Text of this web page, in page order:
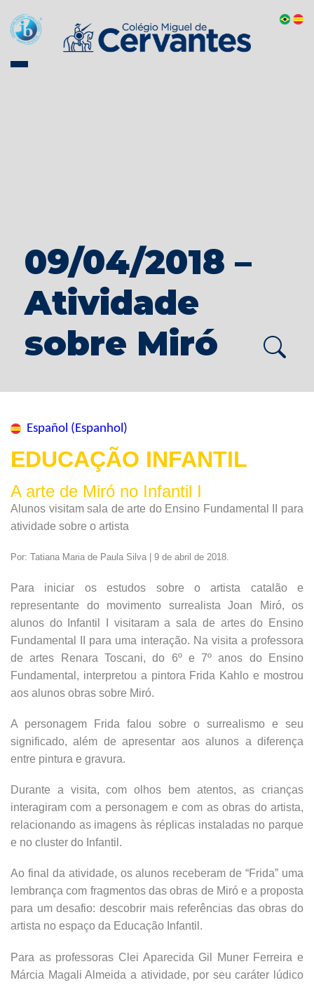
09/04/2018 –
Atividade
sobre Miró
Español (Espanhol)
EDUCAÇÃO INFANTIL
A arte de Miró no Infantil I
Alunos visitam sala de arte do Ensino Fundamental II para
atividade sobre o artista
Por: Tatiana Maria de Paula Silva | 9 de abril de 2018.
Para iniciar os estudos sobre o artista catalão e
representante do movimento surrealista Joan Miró, os
alunos do Infantil I visitaram a sala de artes do Ensino
Fundamental II para uma interação. Na visita a professora
de artes Renara Toscani, do 6º e 7º anos do Ensino
Fundamental, interpretou a pintora Frida Kahlo e mostrou
aos alunos obras sobre Miró.
A personagem Frida falou sobre o surrealismo e seu
significado, além de apresentar aos alunos a diferença
entre pintura e gravura.
Durante a visita, com olhos bem atentos, as crianças
interagiram com a personagem e com as obras do artista,
relacionando as imagens às réplicas instaladas no parque
e no cluster do Infantil.
Ao final da atividade, os alunos receberam de “Frida” uma
lembrança com fragmentos das obras de Miró e a proposta
para um desafio: descobrir mais referências das obras do
artista no espaço da Educação Infantil.
Para as professoras Clei Aparecida Gil Muner Ferreira e
Márcia Magali Almeida a atividade, por seu caráter lúdico